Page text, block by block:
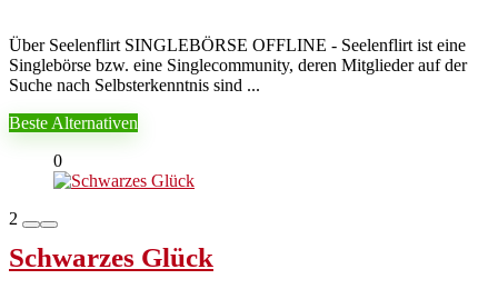
Über Seelenflirt SINGLEBÖRSE OFFLINE - Seelenflirt ist eine
Singlebörse bzw. eine Singlecommunity, deren Mitglieder auf der
Suche nach Selbsterkenntnis sind ...
Beste Alternativen
0
2
Schwarzes Glück